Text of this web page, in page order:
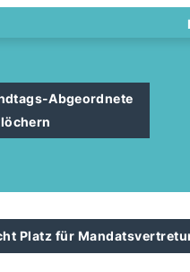
Abgeordnete
Platz für